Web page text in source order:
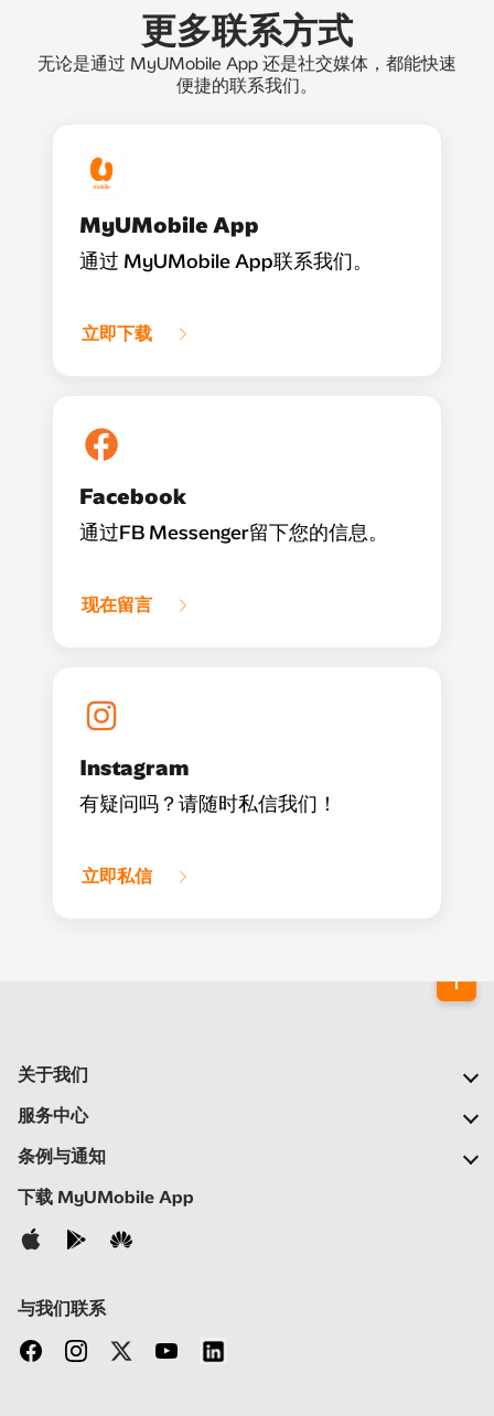
更多联系方式
无论是通过 MyUMobile App 还是社交媒体，都能快速
便捷的联系我们。
MyUMobile App
通过 MyUMobile App联系我们。
立即下载
Facebook
通过FB Messenger留下您的信息。
现在留言
Instagram
有疑问吗？请随时私信我们！
立即私信
关于我们
我们的公司
新闻中心
加入我们
服务中心
常见问题
自助
联系我们
条例与通知
重要通告
隐私政策
下载 MyUMobile App
与我们联系